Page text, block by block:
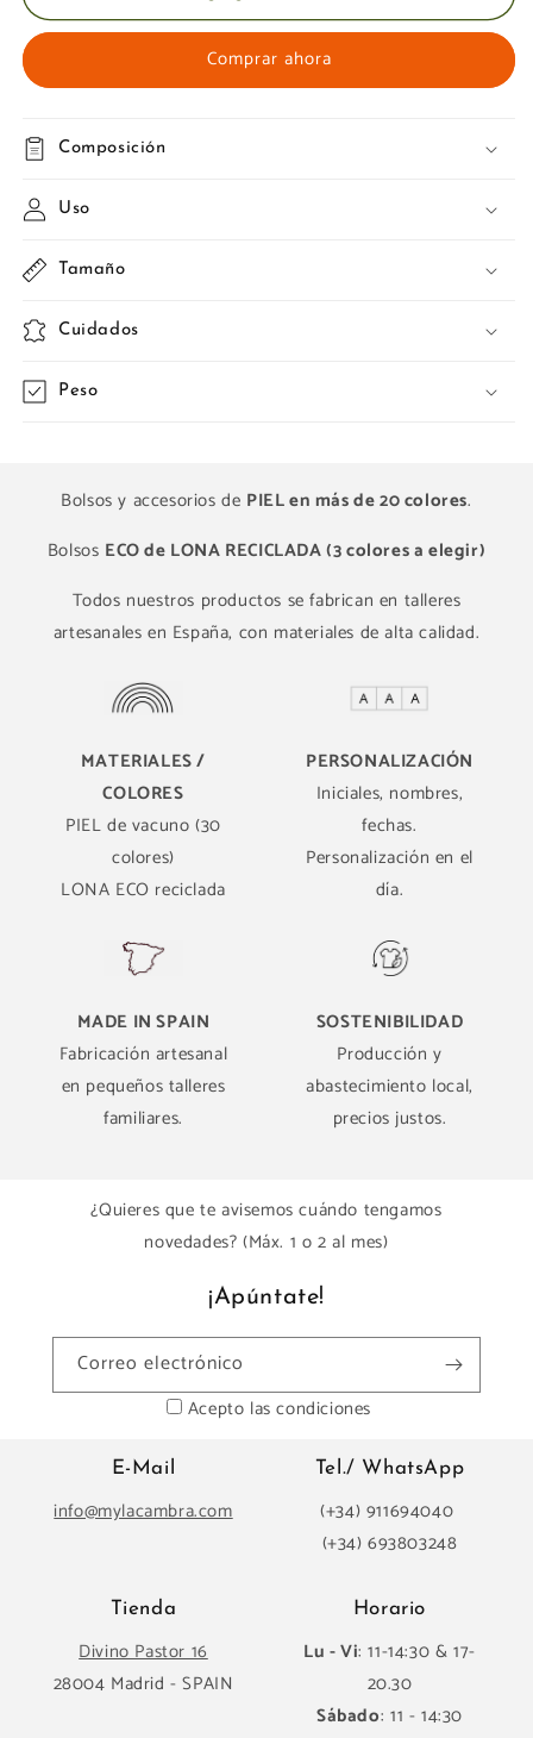
Comprar ahora
Composición
Uso
Tamaño
Cuidados
Peso
Bolsos y accesorios de PIEL en más de 20 colores.
Bolsos ECO de LONA RECICLADA (3 colores a elegir)
Todos nuestros productos se fabrican en talleres
artesanales en España, con materiales de alta calidad.
MATERIALES /
COLORES
PIEL de vacuno (30
colores)
LONA ECO reciclada
PERSONALIZACIÓN
Iniciales, nombres,
fechas.
Personalización en el
día.
MADE IN SPAIN
Fabricación artesanal
en pequeños talleres
familiares.
SOSTENIBILIDAD
Producción y
abastecimiento local,
precios justos.
¿Quieres que te avisemos cuándo tengamos
novedades? (Máx. 1 o 2 al mes)
¡Apúntate!
Correo electrónico
Acepto las condiciones
E-Mail
info@mylacambra.com
Tel./ WhatsApp
(+34) 911694040
(+34) 693803248
Tienda
Divino Pastor 16
28004 Madrid - SPAIN
Horario
Lu - Vi: 11-14:30 & 17-
20.30
Sábado: 11 - 14:30